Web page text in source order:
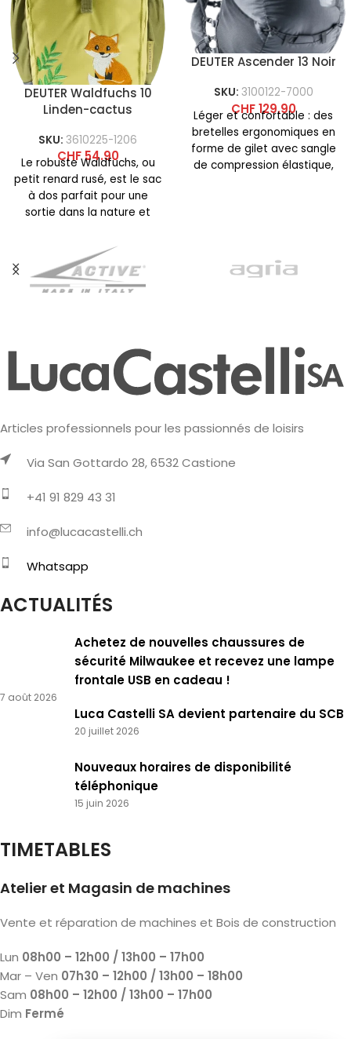
DEUTER Waldfuchs 10
Linden-cactus
SKU: 3610225-1206
CHF54.90
Le robuste Waldfuchs, ou
petit renard rusé, est le sac
à dos parfait pour une
sortie dans la nature et
DEUTER Ascender 13 Noir
SKU: 3100122-7000
CHF129.90
Léger et confortable : des
bretelles ergonomiques en
forme de gilet avec sangle
de compression élastique,
Articles professionnels pour les passionnés de loisirs
Via San Gottardo 28, 6532 Castione
+41 91 829 43 31
info@lucacastelli.ch
Whatsapp
ACTUALITÉS
Achetez de nouvelles chaussures de
sécurité Milwaukee et recevez une lampe
frontale USB en cadeau !
7 août 2026
Luca Castelli SA devient partenaire du SCB
20 juillet 2026
Nouveaux horaires de disponibilité
téléphonique
15 juin 2026
TIMETABLES
Atelier et Magasin de machines
Vente et réparation de machines et Bois de construction
Lun 08h00 – 12h00 / 13h00 – 17h00
Mar – Ven 07h30 – 12h00 / 13h00 – 18h00
Sam 08h00 – 12h00 / 13h00 – 17h00
Dim Fermé